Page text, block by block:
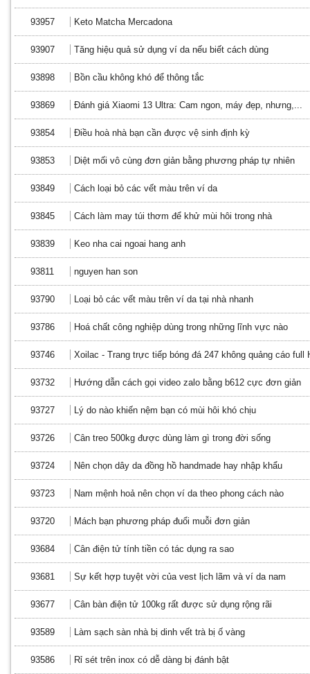
93957 Keto Matcha Mercadona
93907 Tăng hiệu quả sử dụng ví da nếu biết cách dùng
93898 Bồn cầu không khó để thông tắc
93869 Đánh giá Xiaomi 13 Ultra: Cam ngon, máy đẹp, nhưng,...
93854 Điều hoà nhà bạn cần được vệ sinh định kỳ
93853 Diệt mối vô cùng đơn giản bằng phương pháp tự nhiên
93849 Cách loại bỏ các vết màu trên ví da
93845 Cách làm may túi thơm để khử mùi hôi trong nhà
93839 Keo nha cai ngoai hang anh
93811 nguyen han son
93790 Loại bỏ các vết màu trên ví da tại nhà nhanh
93786 Hoá chất công nghiệp dùng trong những lĩnh vực nào
93746 Xoilac - Trang trực tiếp bóng đá 247 không quảng cáo full
93732 Hướng dẫn cách gọi video zalo bằng b612 cực đơn giản
93727 Lý do nào khiến nệm bạn có mùi hôi khó chịu
93726 Cân treo 500kg được dùng làm gì trong đời sống
93724 Nên chọn dây da đồng hồ handmade hay nhập khẩu
93723 Nam mệnh hoả nên chọn ví da theo phong cách nào
93720 Mách bạn phương pháp đuổi muỗi đơn giản
93684 Cân điện tử tính tiền có tác dụng ra sao
93681 Sự kết hợp tuyệt vời của vest lịch lãm và ví da nam
93677 Cân bàn điện tử 100kg rất được sử dụng rộng rãi
93589 Làm sạch sàn nhà bị dinh vết trà bị ố vàng
93586 Rỉ sét trên inox có dễ dàng bị đánh bật